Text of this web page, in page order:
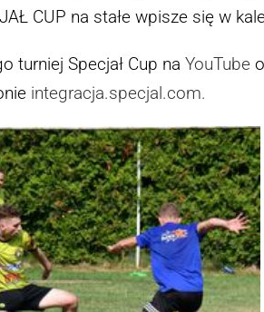
CUP na stałe wpisze się w
turniej Specjał Cup na YouTube
integracja.specjal.com.